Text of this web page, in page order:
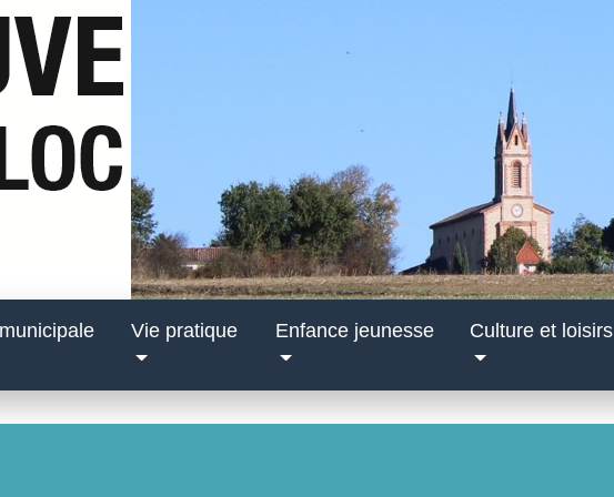
Vie pratique Enfance jeunesse Culture et loisirs